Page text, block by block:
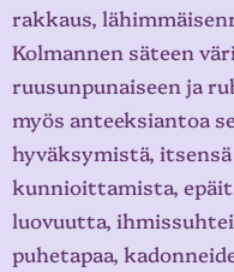
rakkaus,
Kolmannen säteen
ruusunpunaiseen ja
myös anteeksiantoa
hyväksymistä,
kunnioittamista,
luovuutta,
puhetapaa,